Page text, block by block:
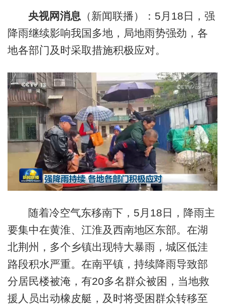
央视网消息 （新闻联播）：5月18日，强
降雨继续影响我国多地，局地雨势强劲，各
地各部门及时采取措施积极应对。
随着冷空气东移南下， 5月18日
，降雨主
要集中在黄淮、江淮及西南地区东部。在湖
北荆州，多个乡镇出现特大暴雨，城区低洼
路段积水严重。在南平镇，持续降雨导致部
分居民楼被淹，有20多名群众被困，当地救
援人员出动橡皮艇，及时将受困群众转移至